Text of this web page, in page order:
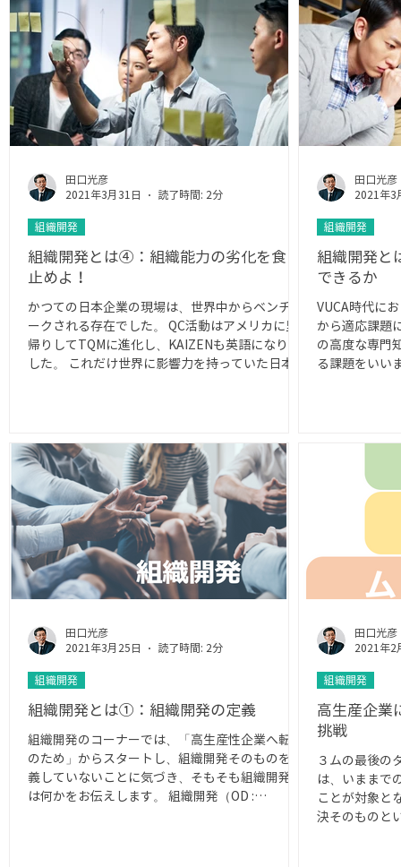
組織開発とは④：組織能力の劣化を食い
止めよ！
かつての日本企業の現場は、世界中からベンチマ
ークされる存在でした。 QC活動はアメリカに里
帰りしてTQMに進化し、KAIZENも英語になりま
した。 これだけ世界に影響力を持っていた日本の
組織開発
田口光彦
2021年3月31日
読了時間: 2分
組織開発と
できるか
VUCA時代に
から適応課題
の高度な専門
る課題をいい
組織開発
田口光彦
2021年3
組織開発とは①：組織開発の定義
組織開発のコーナーでは、「高生産性企業へ転換
のため」からスタートし、組織開発そのものを定
義していないことに気づき、そもそも組織開発と
は何かをお伝えします。 組織開発（OD :
組織開発
田口光彦
2021年3月25日
読了時間: 2分
高生産企業
挑戦
３ムの最後の
は、いままで
ことが対象と
決そのものと
組織開発
田口光彦
2021年2